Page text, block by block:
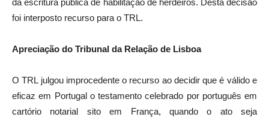
foi interposto recurso para o TRL.
Apreciação do Tribunal da Relação de Lisboa
O TRL julgou improcedente o recurso ao decidir que é válido e
eficaz em Portugal o testamento celebrado por português em
cartório notarial sito em França, quando o ato seja